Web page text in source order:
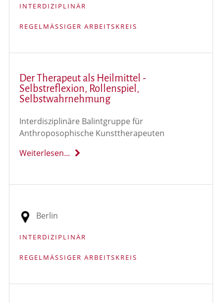
Der Therapeut als Heilmittel -
Selbstreflexion, Rollenspiel,
Selbstwahrnehmung
Interdisziplinäre Balintgruppe für
Anthroposophische Kunsttherapeuten
Weiterlesen...
INTERDIZIPLINÄR
REGELMÄSSIGER ARBEITSKREIS
Berlin
INTERDIZIPLINÄR
REGELMÄSSIGER ARBEITSKREIS